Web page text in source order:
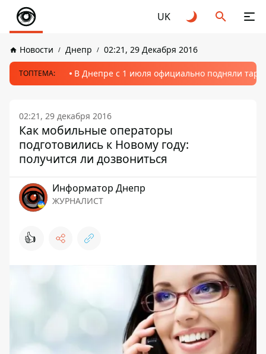
UK
Новости Днепр 02:21, 29 Декабря 2016
ТОПТЕМА: В Днепре с 1 июля официально подняли
02:21, 29 декабря 2016
Как мобильные операторы
подготовились к Новому году:
получится ли дозвониться
Информатор Днепр
ЖУРНАЛИСТ
👍